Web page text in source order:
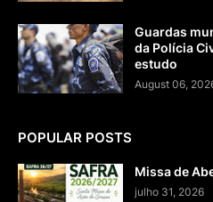
Guardas
da Polícia
estudo
August 06,
POPULAR POSTS
Missa de
julho 31, 2026